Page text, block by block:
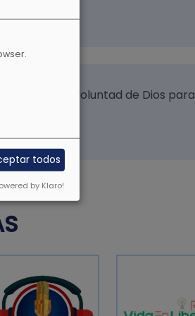
ésta es la voluntad de Dios para
todos
by Klaro!